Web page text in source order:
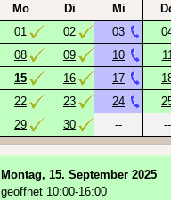
Mo Di Mi
01
02 03
08
09 10
15
16 17
22
23 24
29
30 -- --
Montag, 15. September 2025
geöffnet 10:00-16:00